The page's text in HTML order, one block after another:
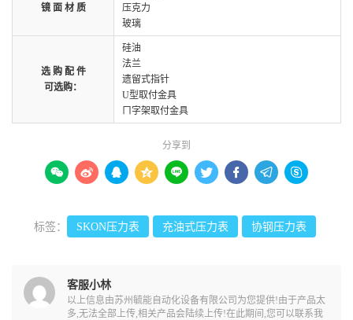
镜 面 材 质
压克力
玻璃
选 购 配 件
可选购：
硅油
法兰
遗留式指针
U型取付金具
ㄇ字架取付金具
分享到
        
标签： SKON压力表 充油式压力表 协钢压力表
客服小林
以上信息由苏州毓能自动化设备有限公司为您提供!由于产品太
多,无法全部上传,相关产品会陆续上传!在此期间,您可以联系我